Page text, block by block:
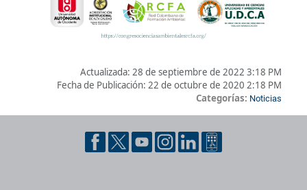
Actualizada: 28 de septiembre de 2022 3:18 PM
Fecha de Publicación: 22 de octubre de 2020 2:18 PM
Categorías: Noticias
Pie de página con información de contacto, redes sociales y